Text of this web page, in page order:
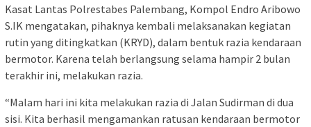
Kasat Lantas Polrestabes Palembang, Kompol Endro Aribowo
S.IK mengatakan, pihaknya kembali melaksanakan kegiatan
rutin yang ditingkatkan (KRYD), dalam bentuk razia kendaraan
bermotor. Karena telah berlangsung selama hampir 2 bulan
terakhir ini, melakukan razia.
“Malam hari ini kita melakukan razia di Jalan Sudirman di dua
sisi. Kita berhasil mengamankan ratusan kendaraan bermotor